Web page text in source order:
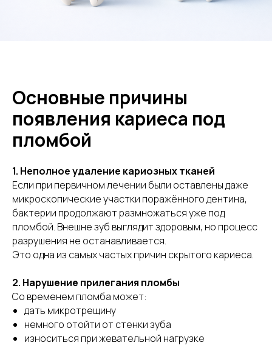
Основные причины
появления кариеса под
пломбой
1. Неполное удаление кариозных тканей
Если при первичном лечении были оставлены даже
микроскопические участки поражённого дентина,
бактерии продолжают размножаться уже под
пломбой. Внешне зуб выглядит здоровым, но процесс
разрушения не останавливается.
Это одна из самых частых причин скрытого кариеса.
2. Нарушение прилегания пломбы
Со временем пломба может:
дать микротрещину
немного отойти от стенки зуба
износиться при жевательной нагрузке